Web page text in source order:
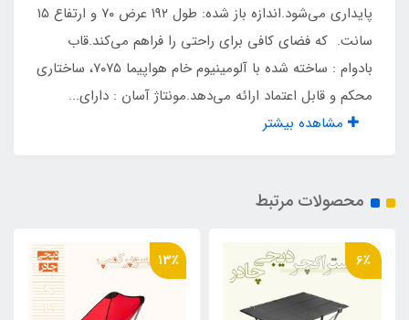
جنس اسکلت
آلومینیوم
وزن
رنگ
سبز کمپینگ
فعالیت
پایداری می‌شود.اندازه باز شده: طول ۱۹۲ عرض ۷۰ و ارتفاع ۱۵
سانت. که فضای کافی برای راحتی را فراهم می‌کند.قاب
بادوام : ساخته شده با آلومینیوم خام هواپیما ۷۰۷۵، ساختاری
محکم و قابل اعتماد ارائه می‌دهد.مونتاژ آسان : دارای...
مشاهده بیشتر
محصولات مرتبط
6٪ 13٪